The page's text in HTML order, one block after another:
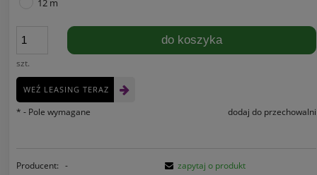
12 m
szt.
do koszyka
WEŹ LEASING TERAZ
dodaj do przechowalni
* - Pole wymagane
Producent: -
zapytaj o produkt